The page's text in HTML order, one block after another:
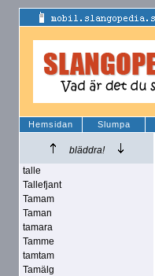
Hemsidan Slumpa
bläddra!
talle
Tallefjant
Tamam
Taman
tamara
Tamme
tamtam
Tamälg